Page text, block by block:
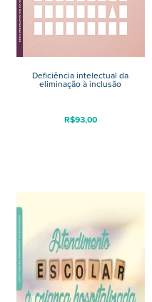
Deficiência intelectual da
eliminação à inclusão
R$93,00